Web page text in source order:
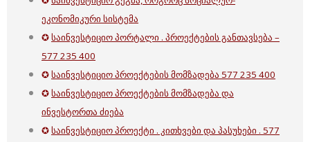
ეკონომიკური სისტემა
✪საინვესტიციო პორტალი . პროექტების განთავსება –
577 235 400
✪საინვესტიციო პროექტების მომზადება 577 235 400
✪საინვესტიციო პროექტების მომზადება და
ინვესტორთა ძიება
✪საინვესტიციო პროექტი . კითხვები და პასუხები . 577